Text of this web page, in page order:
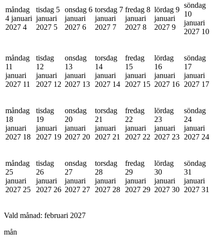
måndag
4 januari
2027 4
tisdag 5
januari
2027 5
onsdag 6
januari
2027 6
torsdag 7
januari
2027 7
fredag 8
januari
2027 8
lördag 9
januari
2027 9
söndag
10
januari
2027 10
måndag
11
januari
2027 11
tisdag
12
januari
2027 12
onsdag
13
januari
2027 13
torsdag
14
januari
2027 14
fredag
15
januari
2027 15
lördag
16
januari
2027 16
söndag
17
januari
2027 17
måndag
18
januari
2027 18
tisdag
19
januari
2027 19
onsdag
20
januari
2027 20
torsdag
21
januari
2027 21
fredag
22
januari
2027 22
lördag
23
januari
2027 23
söndag
24
januari
2027 24
måndag
25
januari
2027 25
tisdag
26
januari
2027 26
onsdag
27
januari
2027 27
torsdag
28
januari
2027 28
fredag
29
januari
2027 29
lördag
30
januari
2027 30
söndag
31
januari
2027 31
Vald månad: februari 2027
mån